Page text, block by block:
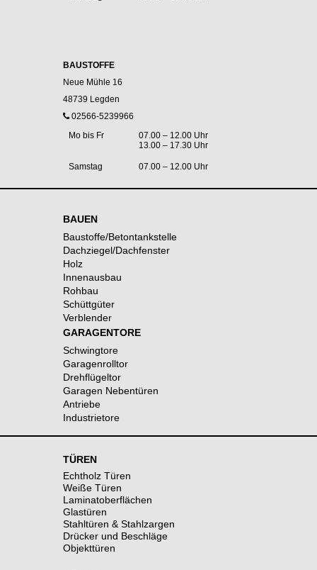
BAUSTOFFE
Neue Mühle 16
48739 Legden
02566-5239966
Mo bis Fr
07.00 – 12.00 Uhr
13.00 – 17.30 Uhr
Samstag 07.00 – 12.00 Uhr
BAUEN
Baustoffe/Betontankstelle
Dachziegel/Dachfenster
Holz
Innenausbau
Rohbau
Schüttgüter
Verblender
GARAGENTORE
Schwingtore
Garagenrolltor
Drehflügeltor
Garagen Nebentüren
Antriebe
Industrietore
TÜREN
Echtholz Türen
Weiße Türen
Laminatoberflächen
Glastüren
Stahltüren & Stahlzargen
Drücker und Beschläge
Objekttüren